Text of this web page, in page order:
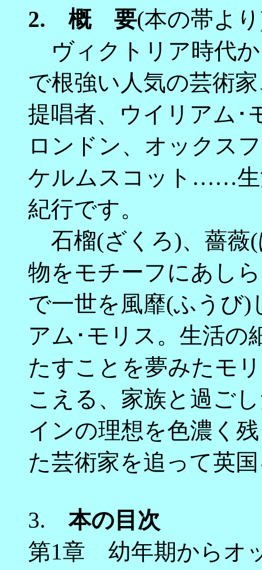
2. 概 要(本の帯よ
ヴィクトリア時代
で根強い人気の芸術
提唱者、ウイリアム･
ロンドン、オックス
ケルムスコット……生
紀行です。
石榴(ざくろ)、薔薇
物をモチーフにあし
で一世を風靡(ふうび
アム･モリス。生活の
たすことを夢みたモ
こえる、家族と過ご
インの理想を色濃く
た芸術家を追って英
3.本の目次
第1章 幼年期からオ